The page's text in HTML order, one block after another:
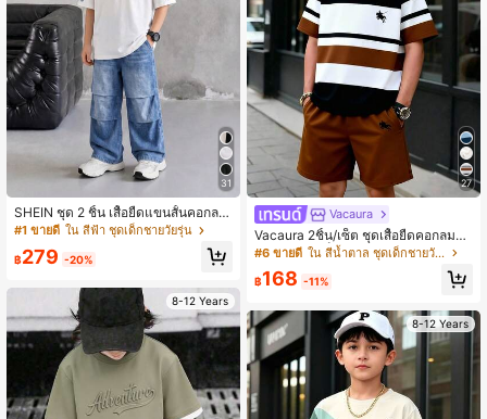
4.95 426K ผู้ติดตาม
4.95 426K ผู้ติดตาม
426K ผู้ติดตาม
426K ผู้ติดตาม
31
SHEIN ชุด 2 ชิ้น เสื้อยืดแขนสั้นคอกลม
พิมพ์ตัวอักษร และกางเกงขายาวพิมพ์ล
ายยีนส์เทียมมีกระเป๋า สำหรับเด็กผู้ชาย
วัยรุ่น
#1 ขายดี ใน สีฟ้า ชุดเด็กชายวัยรุ่น
฿279 -20%
8-12 Years
27
Vacaura
Vacaura 2ชิ้น/เซ็ต ชุดเสื้อยืดคอกลมสีตั
ดกันสำหรับเด็กผู้ชาย, สวมใส่สบายและ
ทันสมัยสำหรับใส่ในชีวิตประจำวัน, ไปโ
รงเรียน, เล่นกีฬา
#6 ขายดี ใน สีน้ำตาล ชุดเด็กชายวัยรุ่น
฿168 -11%
8-12 Years